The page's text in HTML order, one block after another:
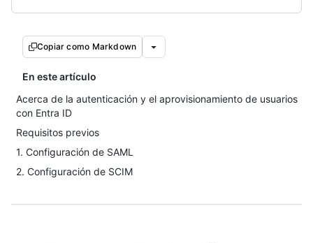
Copiar como Markdown
En este artículo
Acerca de la autenticación y el aprovisionamiento de usuarios
con Entra ID
Requisitos previos
1. Configuración de SAML
2. Configuración de SCIM